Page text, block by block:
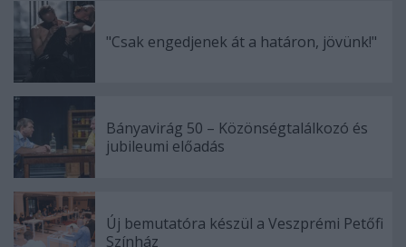
"Csak engedjenek át a határon, jövünk!"
Bányavirág 50 – Közönségtalálkozó és
jubileumi előadás
Új bemutatóra készül a Veszprémi Petőfi
Színház